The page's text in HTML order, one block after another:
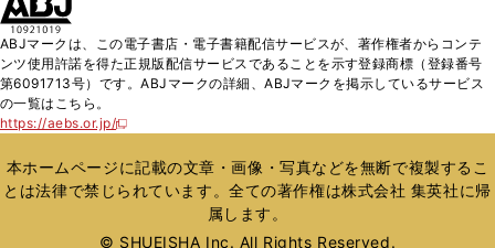
く
ド
ウ
で
ィ
ン
ド
開
く
ABJマークは、この電子書店・電子書籍配信サービスが、著作権者からコンテ
ンツ使用許諾を得た正規版配信サービスであることを示す登録商標（登録番号
第6091713号）です。ABJマークの詳細、ABJマークを掲示しているサービス
の一覧はこちら。
https://aebs.or.jp/
新
い
ウ
ィ
本ホームページに記載の文章・画像・写真などを無断で複製するこ
とは法律で禁じられています。全ての著作権は株式会社 集英社に帰
属します。
© SHUEISHA Inc. All Rights Reserved.